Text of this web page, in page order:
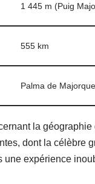
1 445 m (Puig
555 km
Palma de
la
dont la célèbre
une expérience